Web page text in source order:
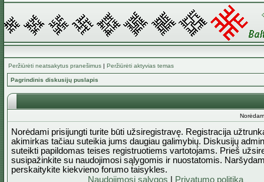
Peržiūrėti neatsakytus pranešimus | Peržiūrėti aktyvias temas
Pagrindinis diskusijų puslapis
Norėdami prisijungti turite būti užsiregistravę. Registracija
akimirkas tačiau suteikia jums daugiau galimybių. Diskusijų
suteikti papildomas teises registruotiems vartotojams. Prieš
susipažinkite su naudojimosi sąlygomis ir nuostatomis.
perskaitykite kiekvieno forumo taisykles.
Naudojimosi sąlygos
Privatumo politika